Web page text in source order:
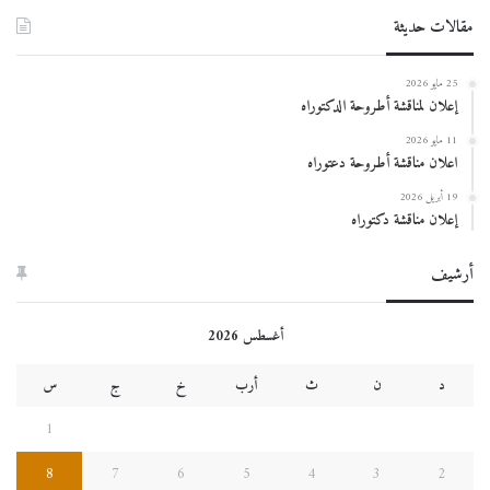
مقالات حديثة
25 مايو 2026
إعلان لمناقشة أطروحة الدكتوراه
11 مايو 2026
اعلان مناقشة أطروحة دعتوراه
19 أبريل 2026
إعلان مناقشة دكتوراه
أرشيف
أغسطس 2026
د
ن ث أرب خ ج
س
1
2
3
4
5
6
7
8